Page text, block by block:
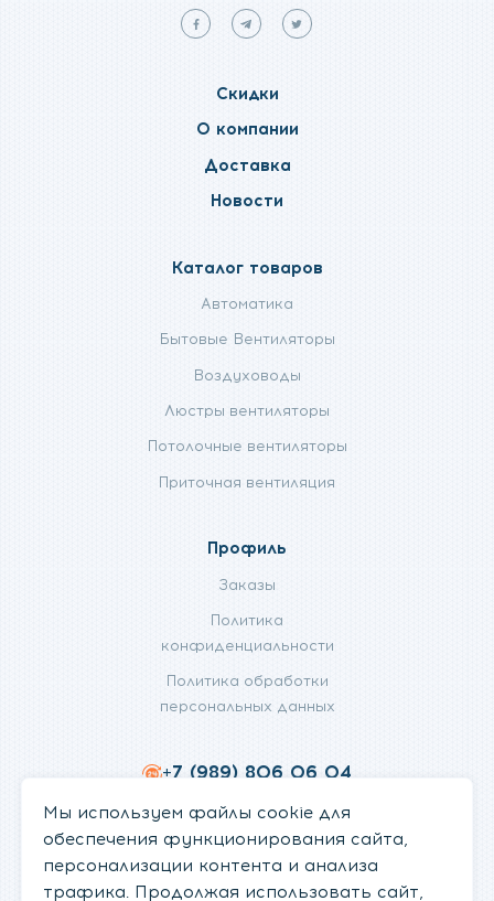
Мы
facebook
Мы
telegram
Мы
Скидки
О компании
Доставка
Новости
Каталог товаров
Автоматика
Бытовые Вентиляторы
Воздуховоды
Люстры вентиляторы
Потолочные вентиляторы
Приточная вентиляция
Профиль
Заказы
Политика
конфиденциальности
Политика обработки
персональных данных
+7 (989) 806 06 04
info@fanifan.ru
Мы используем файлы cookie для
обеспечения функционирования сайта,
персонализации контента и анализа
трафика. Продолжая использовать сайт,